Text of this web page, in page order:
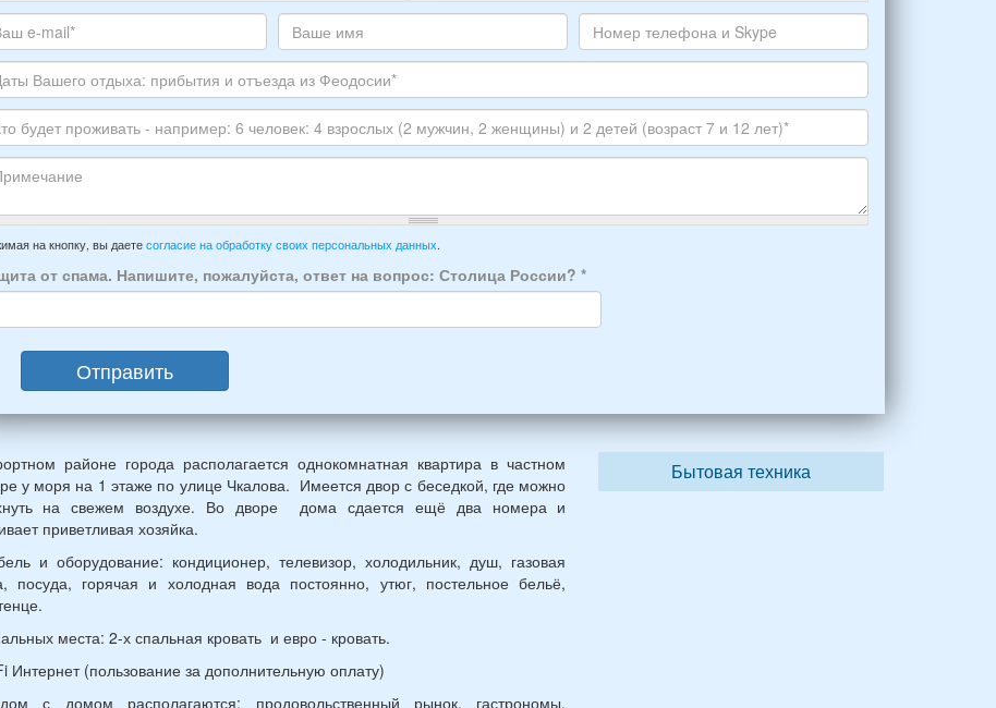
Ваше
имя
Номер
и
Skype
на кнопку, вы даетесогласие на обработку своих персональных данных
от спама. Напишите, пожалуйста, ответ на вопрос: Столица России? *
Отправить
районе города располагается однокомнатная квартира в частном
у моря на 1 этаже по улице Чкалова. Имеется двор с беседкой, где можно
на свежем воздухе. Во дворе дома сдается ещё два номера и
приветливая хозяйка.
и оборудование: кондиционер, телевизор, холодильник, душ, газовая
посуда, горячая и холодная вода постоянно, утюг, постельное бельё,
места: 2-х спальная кровать и евро - кровать.
Интернет (пользование за дополнительную оплату)
с домом располагаются: продовольственный рынок, гастрономы,
Бытовая техника